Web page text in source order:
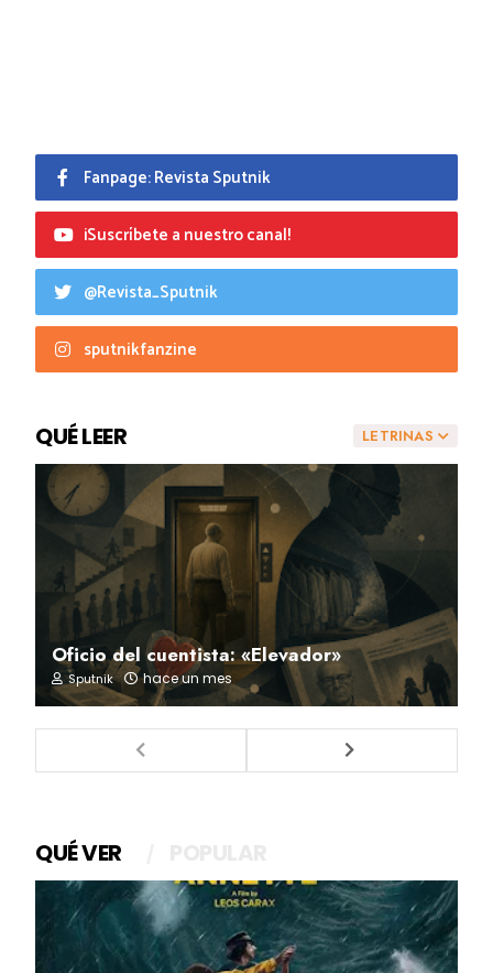
Fanpage: Revista Sputnik
¡Suscríbete a nuestro canal!
@Revista_Sputnik
sputnikfanzine
LETRINAS
QUÉ LEER
Oficio del cuentista: «Elevador»
Sputnik hace un mes
QUÉ VER